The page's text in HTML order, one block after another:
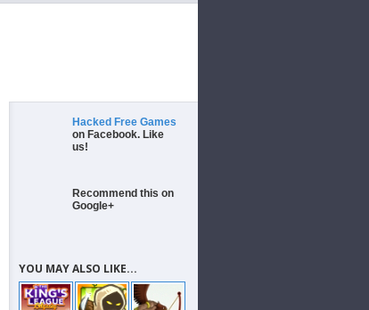
Hacked Free Games
on Facebook. Like
us!
Recommend this on
Google+
YOU MAY ALSO LIKE...